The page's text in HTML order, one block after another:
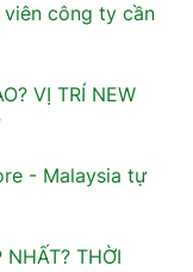
công ty cần
VỊ TRÍ NEW
- Malaysia tự
THỜI